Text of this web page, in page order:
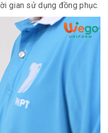
gian sử dụng đồng phục.